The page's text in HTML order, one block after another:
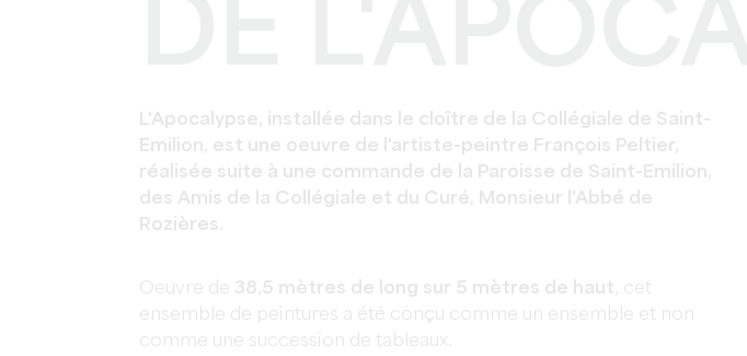
L'Apocalypse, installée dans le cloître de la Collégiale de Saint-
Emilion, est une oeuvre de l'artiste-peintre François Peltier,
réalisée suite à une commande de la Paroisse de Saint-Emilion,
des Amis de la Collégiale et du Curé, Monsieur l'Abbé de
Rozières.
Oeuvre de 38,5 mètres de long sur 5 mètres de haut , cet
ensemble de peintures a été conçu comme un ensemble et non
comme une succession de tableaux.